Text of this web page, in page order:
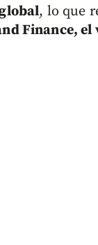
, lo que
Finance,